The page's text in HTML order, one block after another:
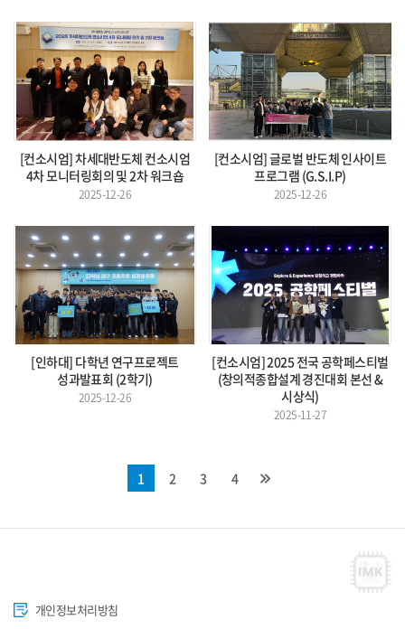
[컨소시엄] 차세대반도체 컨소시엄
4차 모니터링회의 및 2차 워크숍
2025-12-26
[컨소시엄] 글로벌 반도체 인사이트
프로그램 (G.S.I.P)
2025-12-26
[인하대] 다학년 연구프로젝트
성과발표회 (2학기)
2025-12-26
[컨소시엄] 2025 전국 공학페스티벌
(창의적종합설계 경진대회 본선 &
시상식)
2025-11-27
1 2 3 4
개인정보처리방침